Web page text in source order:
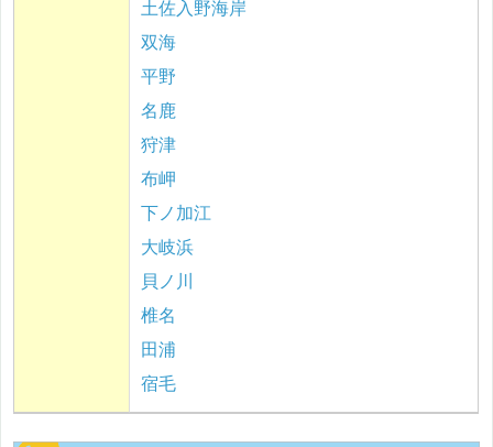
土佐入野海岸
双海
平野
名鹿
狩津
布岬
下ノ加江
大岐浜
貝ノ川
椎名
田浦
宿毛